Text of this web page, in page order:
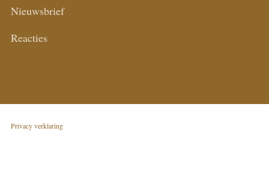
Nieuwsbrief
Reacties
Privacy verklaring